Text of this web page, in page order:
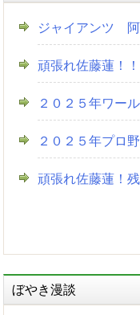
ジャイアンツ 阿
頑張れ佐藤蓮！
２０２５年ワー
２０２５年プロ
頑張れ佐藤蓮！
ぼやき漫談